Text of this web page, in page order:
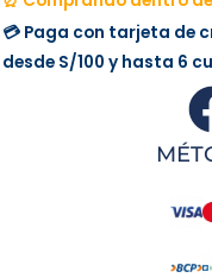
💳 Paga con tarjeta de
desde S/100 y hasta 6